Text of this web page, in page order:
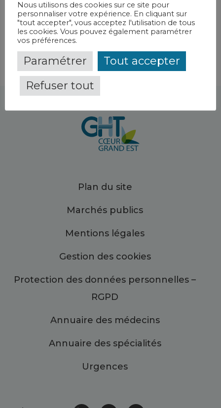
Hospitalisation de jour « Les Iris » - Saint-Dizier
de la Haute-Marne
Plan du site
Marchés publics
Mentions légales
Gestion des cookies
Protection des données personnelles –
RGPD
Annuaire des médecins
Annuaire des spécialités
Urgences
Nous utilisons des cookies sur ce site pour
personnaliser votre expérience. En cliquant sur
"tout accepter", vous acceptez l'utilisation de tous
les cookies. Vous pouvez également paramétrer
vos préférences.
Paramétrer
Tout accepter
Refuser tout